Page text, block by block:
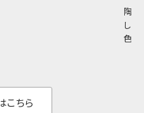
陶器
しい
色の
こちら